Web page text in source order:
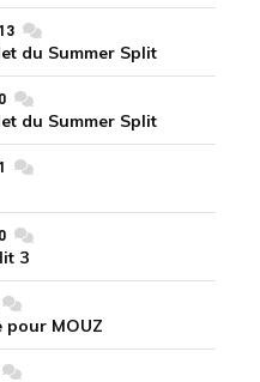
13commentaires
du Summer Split
0commentaires
du Summer Split
1 commentaires
0commentaires
3
pour MOUZ